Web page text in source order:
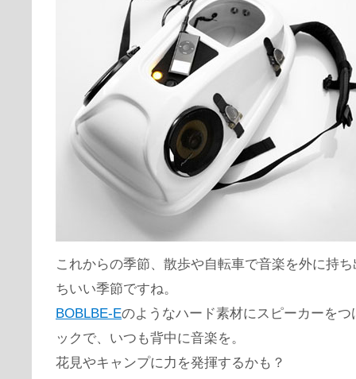
これからの季節、散歩や自転車で音楽を外に持
ちいい季節ですね。
BOBLBE-Eのようなハード素材にスピーカーをつ
ックで、いつも背中に音楽を。
花見やキャンプに力を発揮するかも？